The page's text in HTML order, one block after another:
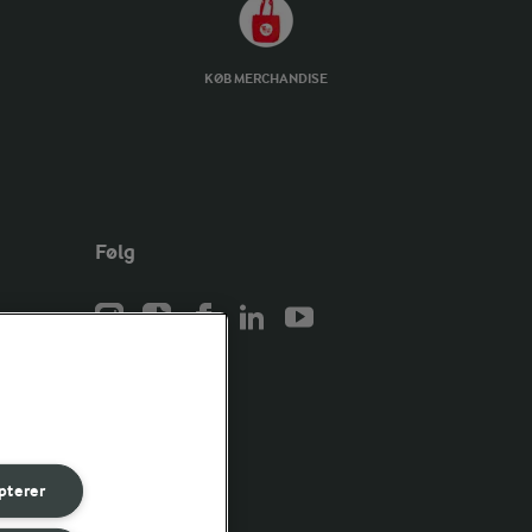
KØB MERCHANDISE
for
for
Følg